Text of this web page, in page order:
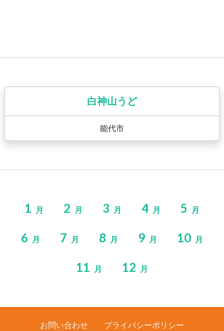
白神山うど
能代市
1 月 2 月 3 月 4 月 5 月
6 月 7 月 8 月 9 月 10 月
11 月 12 月
お問い合わせ プライバシーポリシー